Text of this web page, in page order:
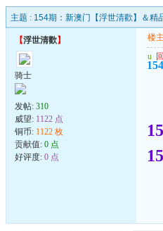
主题 : 154期：新澳门【浮世清歡】＆精
【浮世清歡】
骑士
发帖: 310
威望: 1122 点
铜币: 1122 枚
贡献值: 0 点
好评度: 0 点
楼主
u